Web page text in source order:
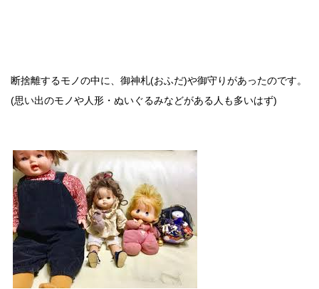
断捨離するモノの中に、御神札(おふだ)や御守りがあったのです。
(思い出のモノや人形・ぬいぐるみなどがある人も多いはず)